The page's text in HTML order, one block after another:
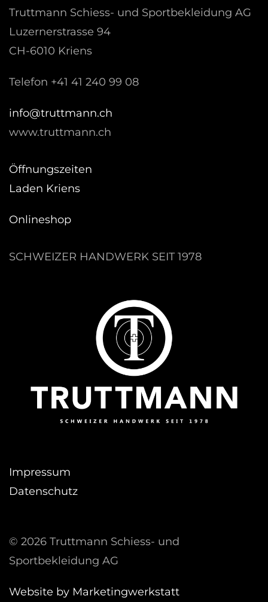
Truttmann Schiess- und Sportbekleidung AG
Luzernerstrasse 94
CH-6010 Kriens
Telefon +41 41 240 99 08
hc.nnamtturt@ofni
www.truttmann.ch
Öffnungszeiten
Laden Kriens
Onlineshop
SCHWEIZER HANDWERK SEIT 1978
Impressum
Datenschutz
© 2026 Truttmann Schiess- und
Sportbekleidung AG
Website by Marketingwerkstatt